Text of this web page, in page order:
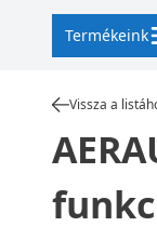
Termékeink
Vissza a